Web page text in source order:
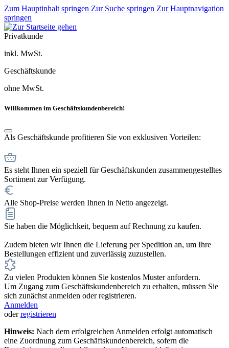
Zum Hauptinhalt springen Zur Suche springen Zur Hauptnavigation
springen
Privatkunde
inkl. MwSt.
Geschäftskunde
ohne MwSt.
Willkommen im Geschäftskundenbereich!
Als Geschäftskunde profitieren Sie von exklusiven Vorteilen:
Es steht Ihnen ein speziell für Geschäftskunden zusammengestelltes
Sortiment zur Verfügung.
Alle Shop-Preise werden Ihnen in Netto angezeigt.
Sie haben die Möglichkeit, bequem auf Rechnung zu kaufen.
Zudem bieten wir Ihnen die Lieferung per Spedition an, um Ihre
Bestellungen effizient und zuverlässig zuzustellen.
Zu vielen Produkten können Sie kostenlos Muster anfordern.
Um Zugang zum Geschäftskundenbereich zu erhalten, müssen Sie
sich zunächst anmelden oder registrieren.
Anmelden
oderregistrieren
Hinweis: Nach dem erfolgreichen Anmelden erfolgt automatisch
eine Zuordnung zum Geschäftskundenbereich, sofern die